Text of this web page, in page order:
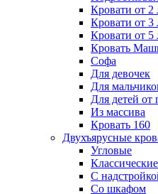
Кровати от 2
Кровати от 3
Кровати от 5
Кровать
Софа
Для девочек
Для
Для детей от
Из массива
Кровать 160
Двухъярусные
Угловые
Классические
С
Со шкафом